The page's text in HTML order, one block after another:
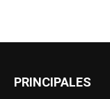
PRINCIPALES